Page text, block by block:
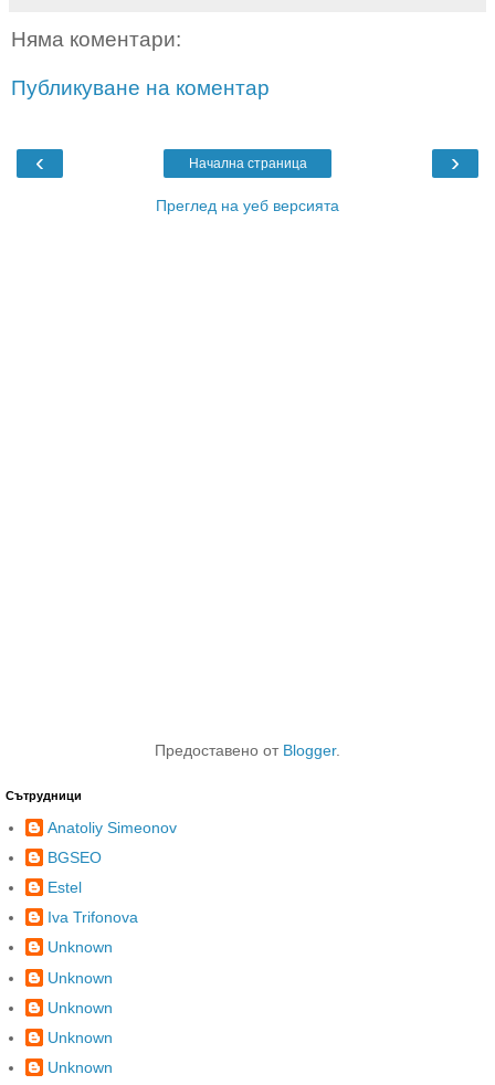
Няма коментари:
Публикуване на коментар
‹ ›
Начална страница
Преглед на уеб версията
Предоставено от Blogger.
Сътрудници
Anatoliy Simeonov
BGSEO
Estel
Iva Trifonova
Unknown
Unknown
Unknown
Unknown
Unknown